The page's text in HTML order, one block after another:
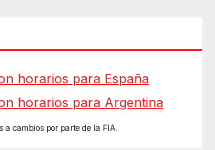
horarios para España
horarios para Argentina
cambios por parte de la FIA.